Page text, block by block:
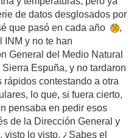
de datos desglosados por
que pasó en cada año
,
INM y no te han
General del Medio Natural
Espuña, y no tardaron
contestando a otra
lo que, si fuera cierto,
pensaba en pedir esos
de la Dirección General y
lo visto. ¿Sabes el